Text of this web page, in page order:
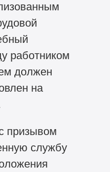
работником
должен
на
призывом
службу